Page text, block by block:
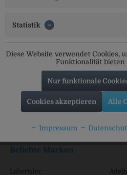
Social Media
Informationen
Beliebte Marken
Labertaler
Statistik
Diese Website verwendet Cookies,
Funktionalität bieten
Nur funktionale
Cookies akzeptieren Alle
Impressum